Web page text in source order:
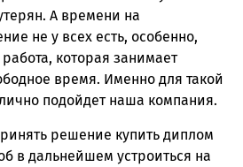
А времени на
не у всех есть, особенно,
которая занимает
время. Именно для такой
подойдет наша компания.
решение купить диплом
в дальнейшем устроиться на